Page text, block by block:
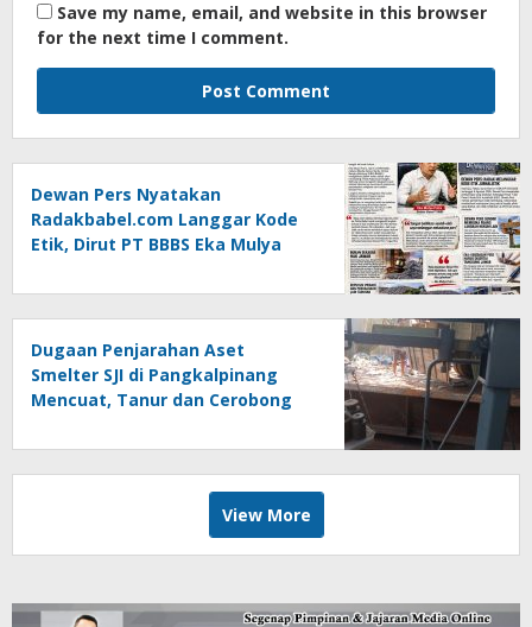
Save my name, email, and website in this browser
for the next time I comment.
Dewan Pers Nyatakan
Radakbabel.com Langgar Kode
Etik, Dirut PT BBBS Eka Mulya
Dugaan Penjarahan Aset
Smelter SJI di Pangkalpinang
Mencuat, Tanur dan Cerobong
Kiloan, Legalitas Dipertanyakan
View More